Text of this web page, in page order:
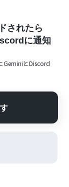
されたら
に通知
GeminiとDiscord